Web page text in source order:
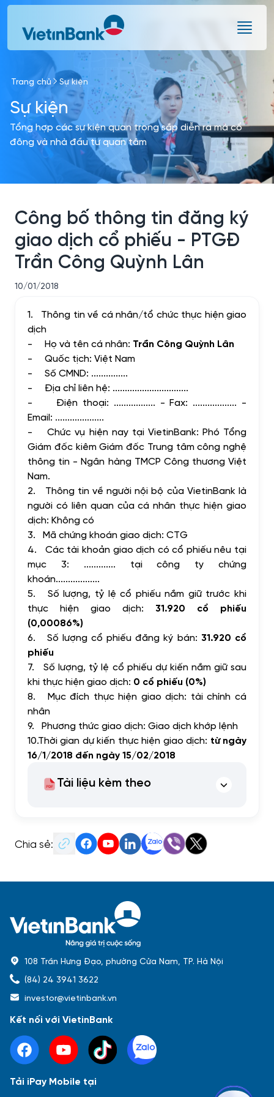
Skip to Main Content
Trang chủ Sự kiện
Sự kiện
Tổng hợp các sự kiện quan trọng sắp diễn ra mà cổ
đông và nhà đầu tư quan tâm
Công bố thông tin đăng ký
giao dịch cổ phiếu - PTGĐ
Trần Công Quỳnh Lân
10/01/2018
1.
Thông tin về cá nhân/tổ chức thực hiện giao
dịch
-
Họ và tên cá nhân: Trần Công Quỳnh Lân
-
Quốc tịch: Việt Nam
-
Số CMND: ...............
-
Địa chỉ liên hệ: ...............................
-
Điện thoại: ................. - Fax: .................. -
Email: ....................
-
Chức vụ hiện nay tại VietinBank: Phó Tổng
Giám đốc kiêm Giám đốc Trung tâm công nghệ
thông tin - Ngân hàng TMCP Công thương Việt
Nam.
2.
Thông tin về người nội bộ của VietinBank là
người có liên quan của cá nhân thực hiện giao
dịch: Không có
3.
Mã chứng khoán giao dịch: CTG
4.
Các tài khoản giao dịch có cổ phiếu nêu tại
mục 3: ............. tại công ty chứng
khoán..................
5.
Số lượng, tỷ lệ cổ phiếu nắm giữ trước khi
thực hiện giao dịch: 31.920 cổ phiếu
(0,00086%)
6.
Số lượng cổ phiếu đăng ký bán: 31.920 cổ
phiếu
7.
Số lượng, tỷ lệ cổ phiếu dự kiến nắm giữ sau
khi thực hiện giao dịch: 0 cổ phiếu (0%)
8.
Mục đích thực hiện giao dịch: tài chính cá
nhân
9.
Phương thức giao dịch: Giao dịch khớp lệnh
10.Thời gian dự kiến thực hiện giao dịch: từ ngày
16/1/2018 đến ngày 15/02/2018
Tài liệu kèm theo
Chia sẻ:
108 Trần Hưng Đạo, phường Cửa Nam, TP. Hà Nội
(84) 24 3941 3622
investor@vietinbank.vn
Kết nối với VietinBank
Tải iPay Mobile tại